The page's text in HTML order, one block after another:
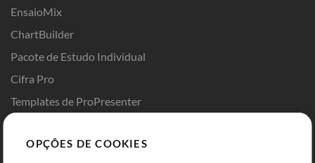
EnsaioMix
ChartBuilder
Pacote de Estudo Individual
Cifra Pro
Templates de ProPresenter
OPÇÕES DE COOKIES